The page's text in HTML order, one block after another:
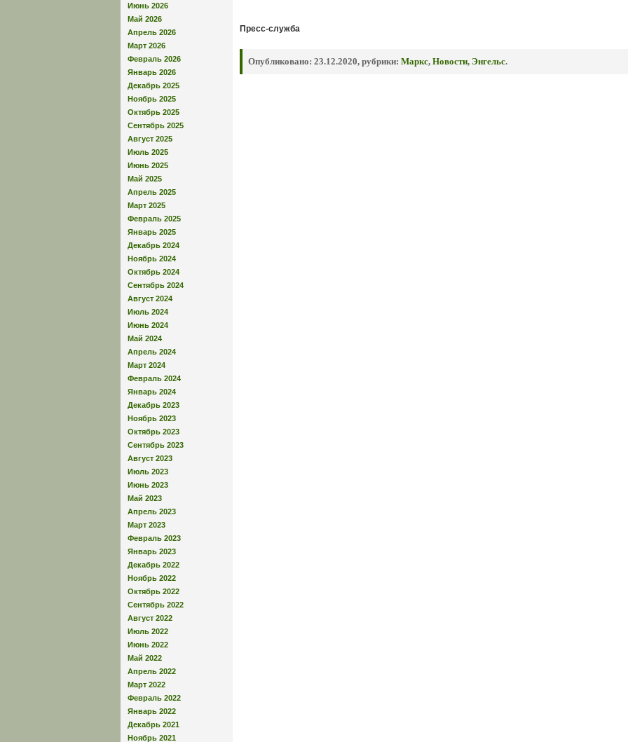
Июнь 2026
Май 2026
Апрель 2026
Март 2026
Февраль 2026
Январь 2026
Декабрь 2025
Ноябрь 2025
Октябрь 2025
Сентябрь 2025
Август 2025
Июль 2025
Июнь 2025
Май 2025
Апрель 2025
Март 2025
Февраль 2025
Январь 2025
Декабрь 2024
Ноябрь 2024
Октябрь 2024
Сентябрь 2024
Август 2024
Июль 2024
Июнь 2024
Май 2024
Апрель 2024
Март 2024
Февраль 2024
Январь 2024
Декабрь 2023
Ноябрь 2023
Октябрь 2023
Сентябрь 2023
Август 2023
Июль 2023
Июнь 2023
Май 2023
Апрель 2023
Март 2023
Февраль 2023
Январь 2023
Декабрь 2022
Ноябрь 2022
Октябрь 2022
Сентябрь 2022
Август 2022
Июль 2022
Июнь 2022
Май 2022
Апрель 2022
Март 2022
Февраль 2022
Январь 2022
Декабрь 2021
Ноябрь 2021
Пресс-служба
Опубликовано: 23.12.2020, рубрики: Маркс, Новости, Энгельс.